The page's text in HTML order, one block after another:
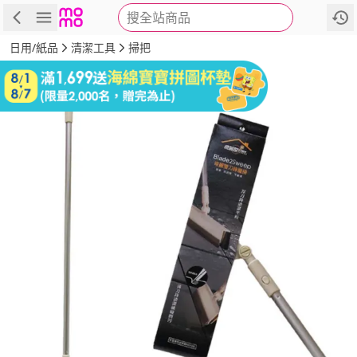
搜全站商品
商品 評價 詳情
日用/紙品 清潔工具 掃把